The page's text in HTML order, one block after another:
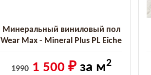
Минеральный виниловый пол
Wear Max - Mineral Plus PL Eiche
Vienna (Дуб Vienna) (7280)
1990 1 500 ₽за м2